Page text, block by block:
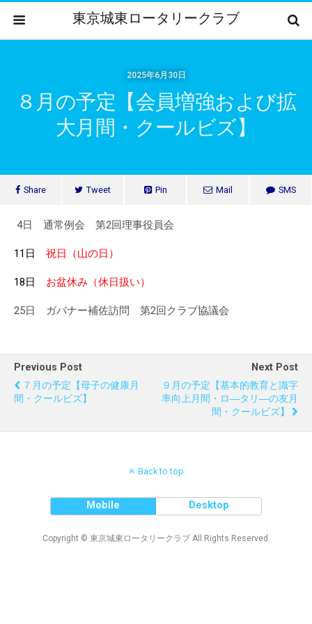
東京城東ロータリークラブ
2025年6月30日
８月の予定【会員増強および拡
大月間・クールビズ】
Share Tweet Pin Mail SMS
4日 通常例会 第2回理事役員会
11日 祝日（山の日）
18日 お盆休み（休日扱い）
25日 ガバナー補佐訪問 第2回クラブ協議会
Previous Post
７月の予定【母子の健康月
間・クールビズ】
Next Post
９月の予定【基本的教育と識字
率向上月間・ロ―タリ―の友月
間・クールビズ】
Back to top
Mobile Desktop
Copyright © 東京城東ロータリークラブ All Rights Reserved.